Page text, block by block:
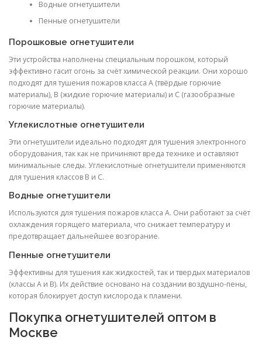
Водные огнетушители
Пенные огнетушители
Порошковые огнетушители
Эти устройства наполнены специальным порошком, который
эффективно гасит огонь за счёт химической реакции. Они хорошо
подходят для тушения пожаров класса A (твёрдые горючие
материалы), B (жидкие горючие материалы) и C (газообразные
горючие материалы).
Углекислотные огнетушители
Эти огнетушители идеально подходят для тушения электронного
оборудования, так как не причиняют вреда технике и оставляют
минимальные следы. Углекислотные огнетушители применяются
для тушения классов B и С.
Водные огнетушители
Используются для тушения пожаров класса А. Они работают за счёт
охлаждения горящего материала, что снижает температуру и
предотвращает дальнейшее возгорание.
Пенные огнетушители
Эффективны для тушения как жидкостей, так и твердых материалов
(классы A и B). Их действие основано на создании воздушно-пены,
которая блокирует доступ кислорода к пламени.
Покупка огнетушителей оптом в
Москве